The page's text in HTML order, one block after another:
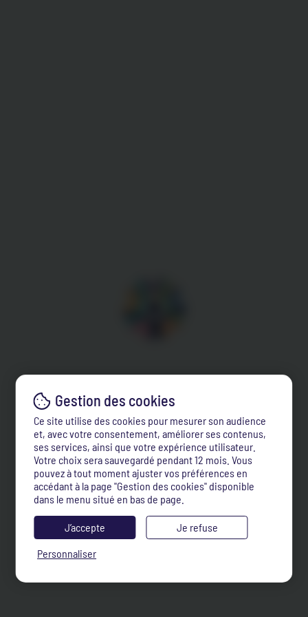
Ce site utilise des cookies pour mesurer son audience
et, avec votre consentement, améliorer ses contenus,
ses services, ainsi que votre expérience utilisateur.
Votre choix sera sauvegardé pendant 12 mois. Vous
pouvez à tout moment ajuster vos préférences en
accédant à la page "Gestion des cookies" disponible
dans le menu situé en bas de page.
J’accepte
Je refuse
Personnaliser